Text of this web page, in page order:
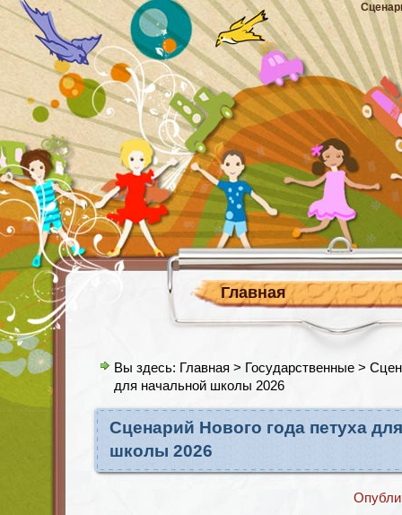
Главная
Вы здесь: Главная > Государственные >
для начальной школы 2026
Сценарий Нового года петуха
школы 2026